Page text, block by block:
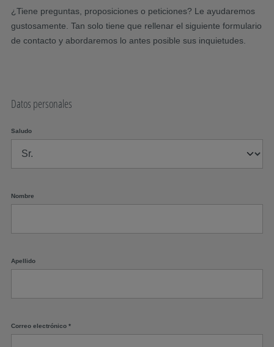
¿Tiene preguntas, proposiciones o peticiones? Le ayudaremos
gustosamente. Tan solo tiene que rellenar el siguiente formulario
de contacto y abordaremos lo antes posible sus inquietudes.
Datos personales
Saludo
Nombre
Apellido
Correo electrónico *